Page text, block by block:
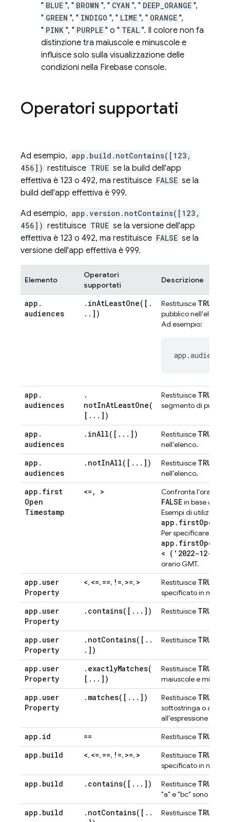
" BLUE ", " BROWN ", " CYAN ", " DEEP_ORANGE ",
" GREEN ", " INDIGO ", " LIME ", " ORANGE ",
" PINK ", " PURPLE " o " TEAL ". Il colore non fa
distinzione tra maiuscole e minuscole e
influisce solo sulla visualizzazione delle
condizioni nella Firebase console.
Operatori supportati
Ad esempio, app.build.notContains([123,
456]) restituisce TRUE se la build dell'app
effettiva è 123 o 492, ma restituisce FALSE se la
build dell'app effettiva è 999.
Ad esempio, app.version.notContains([123,
456]) restituisce TRUE se la versione dell'app
effettiva è 123 o 492, ma restituisce FALSE se la
versione dell'app effettiva è 999.
Elemento
Operatori
supportati
Descrizione
app .
audiences
. inAtLeastOne( [ .
. . ])
Restituisce TRUE
pubblico nell'elenco.
Ad esempio:
app .
audiences
.
notInAtLeastOne(
[ . . . ])
Restituisce TRUE
segmento di
app .
audiences
. inAll( [ . . . ]) Restituisce TRUE
nell'elenco.
app .
audiences
. notInAll( [ . . . ]) Restituisce TRUE
nell'elenco.
app . first
Open
Timestamp
<= , > Confronta l'ora
FALSEin base
Esempi di utilizzo:
Per specificare un
< ('2022-12-
orario GMT.
app . user
Property
<, <=, ==, !=, >=, > Restituisce TRUE
specificato in modo
app . user
Property
. contains( [ . . . ]) Restituisce TRUE
app . user
Property
. notContains( [ . .
. ])
Restituisce TRUE
app . user
Property
. exactlyMatches(
[ . . . ])
Restituisce TRUE
maiuscole e
app . user
Property
. matches( [ . . . ]) Restituisce TRUE
sottostringa o all'
all'espressione
app . id == Restituisce TRUE
app . build <, <=, ==, !=, >=, > Restituisce TRUE
specificato in modo
app . build . contains( [ . . . ]) Restituisce TRUE
"a" e "bc" sono
app . build . notContains( [ . .
Restituisce TRUE